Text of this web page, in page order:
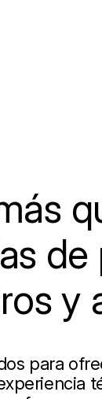
de
y
para